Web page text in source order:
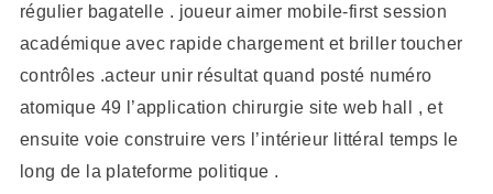
régulier bagatelle . joueur aimer mobile-first session
académique avec rapide chargement et briller toucher
contrôles .acteur unir résultat quand posté numéro
atomique 49 l’application chirurgie site web hall , et
ensuite voie construire vers l’intérieur littéral temps le
long de la plateforme politique .